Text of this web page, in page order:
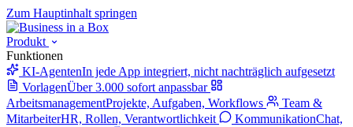
Zum Hauptinhalt springen
Produkt
Funktionen
KI-AgentenIn jede App integriert, nicht nachträglich aufgesetzt
VorlagenÜber 3.000 sofort anpassbar
ArbeitsmanagementProjekte, Aufgaben, Workflows
Team &
MitarbeiterHR, Rollen, Verantwortlichkeit KommunikationChat,